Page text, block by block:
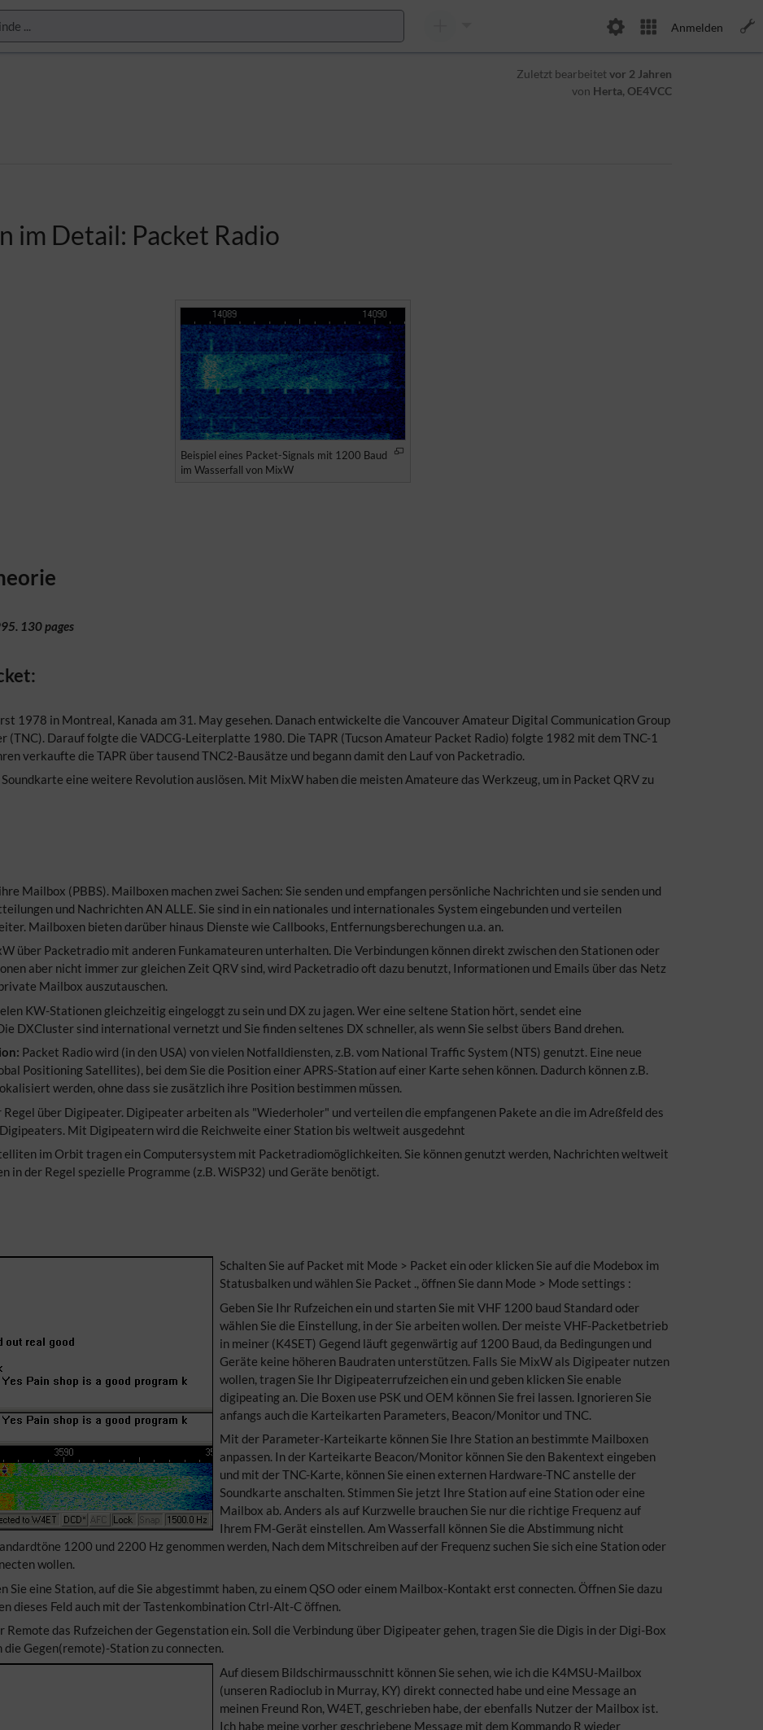
Anmelden
Zuletzt bearbeitetvor 2 Jahren
von Herta, OE4VCC
im Detail: Packet Radio
Beispiel eines Packet-Signals mit 1200 Baud
im Wasserfall von MixW
130 pages
1978 in Montreal, Kanada am 31. May gesehen. Danach entwickelte die Vancouver Amateur Digital Communication Group
(TNC). Darauf folgte die VADCG-Leiterplatte 1980. Die TAPR (Tucson Amateur Packet Radio) folgte 1982 mit dem TNC-1
verkaufte die TAPR über tausend TNC2-Bausätze und begann damit den Lauf von Packetradio.
eine weitere Revolution auslösen. Mit MixW haben die meisten Amateure das Werkzeug, um in Packet QRV zu
Mailbox (PBBS). Mailboxen machen zwei Sachen: Sie senden und empfangen persönliche Nachrichten und sie senden und
und Nachrichten AN ALLE. Sie sind in ein nationales und internationales System eingebunden und verteilen
Mailboxen bieten darüber hinaus Dienste wie Callbooks, Entfernungsberechungen u.a. an.
über Packetradio mit anderen Funkamateuren unterhalten. Die Verbindungen können direkt zwischen den Stationen oder
aber nicht immer zur gleichen Zeit QRV sind, wird Packetradio oft dazu benutzt, Informationen und Emails über das Netz
Mailbox auszutauschen.
KW-Stationen gleichzeitig eingeloggt zu sein und DX zu jagen. Wer eine seltene Station hört, sendet eine
DXCluster sind international vernetzt und Sie finden seltenes DX schneller, als wenn Sie selbst übers Band drehen.
Packet Radio wird (in den USA) von vielen Notfalldiensten, z.B. vom National Traffic System (NTS) genutzt. Eine neue
Positioning Satellites), bei dem Sie die Position einer APRS-Station auf einer Karte sehen können. Dadurch können z.B.
werden, ohne dass sie zusätzlich ihre Position bestimmen müssen.
über Digipeater. Digipeater arbeiten als "Wiederholer" und verteilen die empfangenen Pakete an die im Adreßfeld des
Mit Digipeatern wird die Reichweite einer Station bis weltweit ausgedehnt
im Orbit tragen ein Computersystem mit Packetradiomöglichkeiten. Sie können genutzt werden, Nachrichten weltweit
in der Regel spezielle Programme (z.B. WiSP32) und Geräte benötigt.
Schalten Sie auf Packet mit Mode > Packet ein oder klicken Sie auf die Modebox im
Statusbalken und wählen Sie Packet ., öffnen Sie dann Mode > Mode settings :
Geben Sie Ihr Rufzeichen ein und starten Sie mit VHF 1200 baud Standard oder
wählen Sie die Einstellung, in der Sie arbeiten wollen. Der meiste VHF-Packetbetrieb
in meiner (K4SET) Gegend läuft gegenwärtig auf 1200 Baud, da Bedingungen und
Geräte keine höheren Baudraten unterstützen. Falls Sie MixW als Digipeater nutzen
wollen, tragen Sie Ihr Digipeaterrufzeichen ein und geben klicken Sie enable
digipeating an. Die Boxen use PSK und OEM können Sie frei lassen. Ignorieren Sie
anfangs auch die Karteikarten Parameters, Beacon/Monitor und TNC.
Mit der Parameter-Karteikarte können Sie Ihre Station an bestimmte Mailboxen
anpassen. In der Karteikarte Beacon/Monitor können Sie den Bakentext eingeben
und mit der TNC-Karte, können Sie einen externen Hardware-TNC anstelle der
Soundkarte anschalten. Stimmen Sie jetzt Ihre Station auf eine Station oder eine
Mailbox ab. Anders als auf Kurzwelle brauchen Sie nur die richtige Frequenz auf
Ihrem FM-Gerät einstellen. Am Wasserfall können Sie die Abstimmung nicht
1200 und 2200 Hz genommen werden, Nach dem Mitschreiben auf der Frequenz suchen Sie sich eine Station oder
wollen.
Sie eine Station, auf die Sie abgestimmt haben, zu einem QSO oder einem Mailbox-Kontakt erst connecten. Öffnen Sie dazu
dieses Feld auch mit der Tastenkombination Ctrl-Alt-C öffnen.
das Rufzeichen der Gegenstation ein. Soll die Verbindung über Digipeater gehen, tragen Sie die Digis in der Digi-Box
die Gegen(remote)-Station zu connecten.
Auf diesem Bildschirmausschnitt können Sie sehen, wie ich die K4MSU-Mailbox
(unseren Radioclub in Murray, KY) direkt connected habe und eine Message an
meinen Freund Ron, W4ET, geschrieben habe, der ebenfalls Nutzer der Mailbox ist.
Ich habe meine vorher geschriebene Message mit dem Kommando R wieder